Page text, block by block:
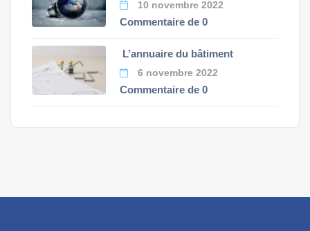
10 novembre 2022
Commentaire de 0
L’annuaire du bâtiment
6 novembre 2022
Commentaire de 0